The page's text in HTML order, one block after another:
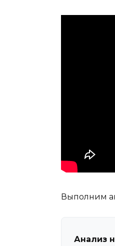
Выполним
Анализ